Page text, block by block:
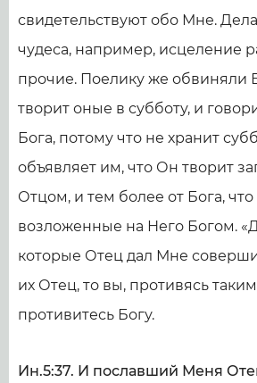
свидетельствуют обо Мне.
чудеса, например, исцеление
прочие. Поелику же обвиняли
творит оные в субботу, и
Бога, потому что не хранит
объявляет им, что Он творит
Отцом, и тем более от Бога,
возложенные на Него Богом.
которые Отец дал Мне
их Отец, то вы, противясь
противитесь Богу.
Ин.5:37. И пославший Меня